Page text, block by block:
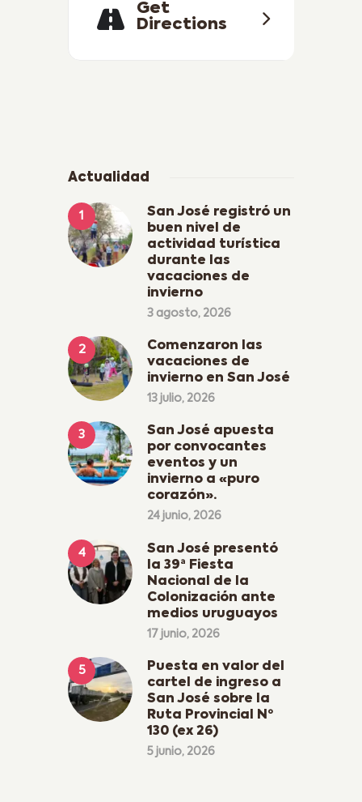
Get
Directions
Actualidad
San José registró un
buen nivel de
actividad turística
durante las
vacaciones de
invierno
3 agosto, 2026
Comenzaron las
vacaciones de
invierno en San José
13 julio, 2026
San José apuesta
por convocantes
eventos y un
invierno a «puro
corazón».
24 junio, 2026
San José presentó
la 39ª Fiesta
Nacional de la
Colonización ante
medios uruguayos
17 junio, 2026
Puesta en valor del
cartel de ingreso a
San José sobre la
Ruta Provincial Nº
130 (ex 26)
5 junio, 2026